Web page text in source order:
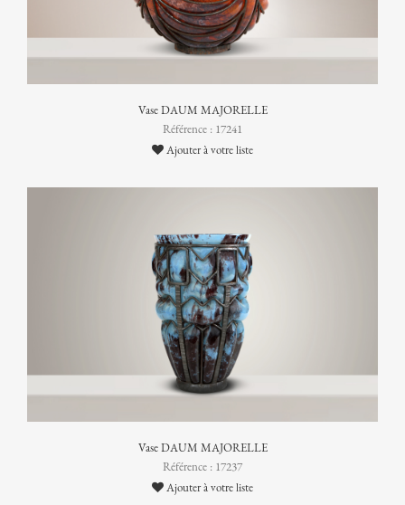
Vase DAUM MAJORELLE
Référence : 17241
Ajouter à votre liste
Vase DAUM MAJORELLE
Référence : 17237
Ajouter à votre liste